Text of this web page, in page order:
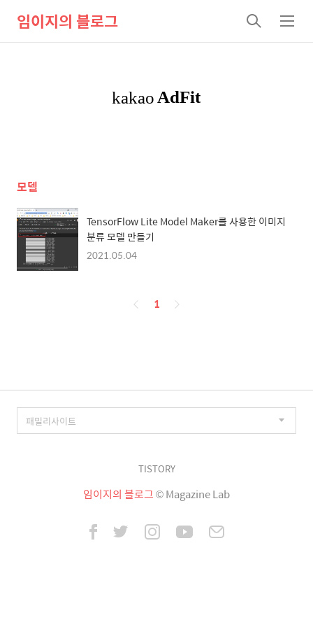
임이지의 블로그
검
색
메
뉴
모델
TensorFlow Lite Model Maker를 사용한 이미지
분류 모델 만들기
2021.05.04
페
1
TISTORY
임이지의 블로그© Magazine Lab